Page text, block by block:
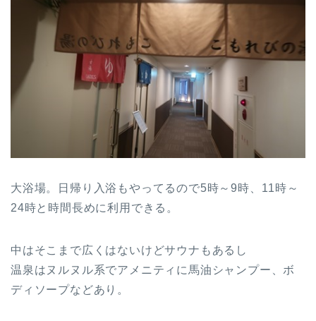
大浴場。日帰り入浴もやってるので5時～9時、11時～
24時と時間長めに利用できる。
中はそこまで広くはないけどサウナもあるし
温泉はヌルヌル系でアメニティに馬油シャンプー、ボ
ディソープなどあり。